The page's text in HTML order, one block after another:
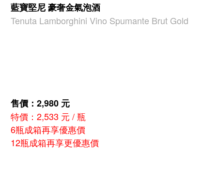
藍寶堅尼 豪奢金氣泡酒
Tenuta Lamborghini Vino Spumante Brut Gold
售價：2,980 元
特價：2,533 元 / 瓶
6瓶成箱再享優惠價
12瓶成箱再享更優惠價